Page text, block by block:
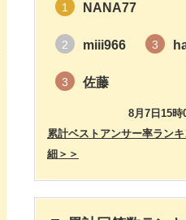
1 NANA77
2 miii966 3
3 佐藤
8月7日15時
累計ベストアンサー率ラン
細＞＞